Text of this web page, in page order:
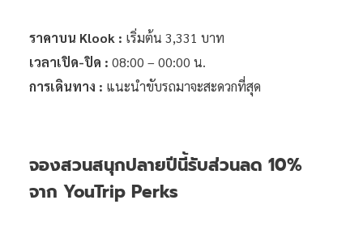
ราคาบน Klook : เริ่มต้น 3,331 บาท
เวลาเปิด-ปิด : 08:00 – 00:00 น.
การเดินทาง : แนะนำขับรถมาจะสะดวกที่สุด
จองสวนสนุกปลายปีนี้รับส่วนลด 10%
จาก YouTrip Perks